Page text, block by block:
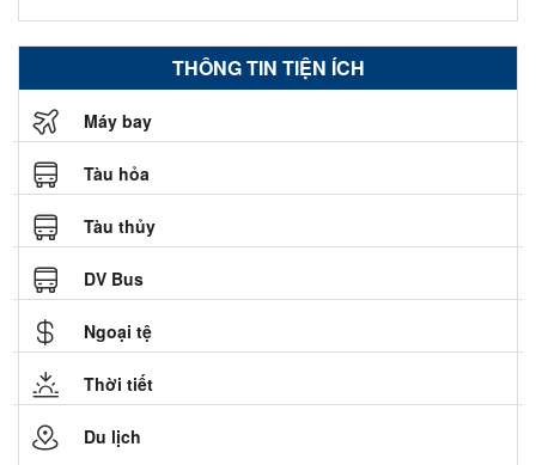
THÔNG TIN TIỆN ÍCH
Máy bay
Tàu hỏa
Tàu thủy
DV Bus
Ngoại tệ
Thời tiết
Du lịch